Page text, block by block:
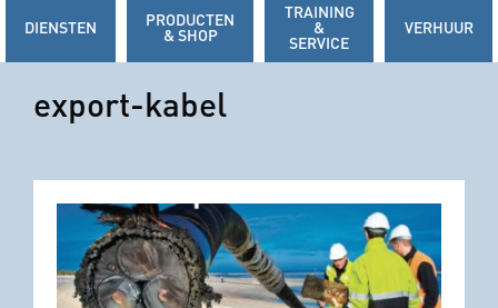
DIENSTEN PRODUCTEN
& SHOP
TRAINING
&
SERVICE
VERHUUR
export-kabel